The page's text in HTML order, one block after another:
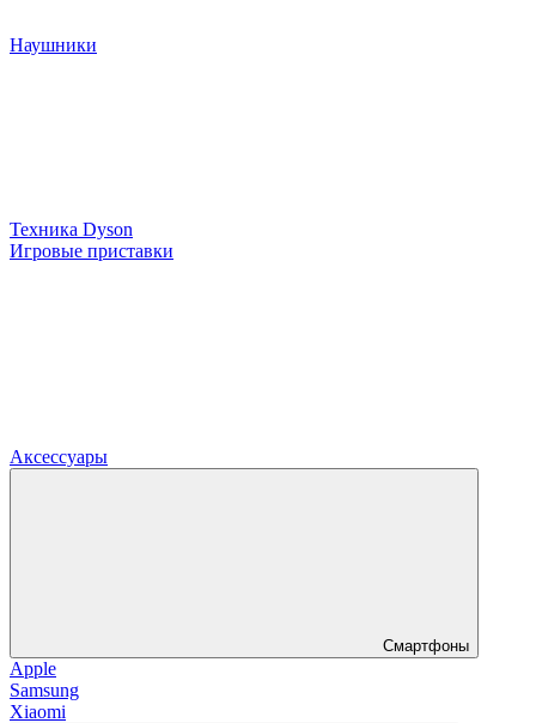
Наушники
Техника Dyson
Игровые приставки
Аксессуары
Смартфоны
Apple
Samsung
Xiaomi